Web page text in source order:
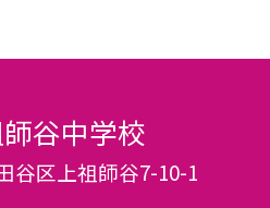
谷中学校
谷区上祖師谷7-10-1